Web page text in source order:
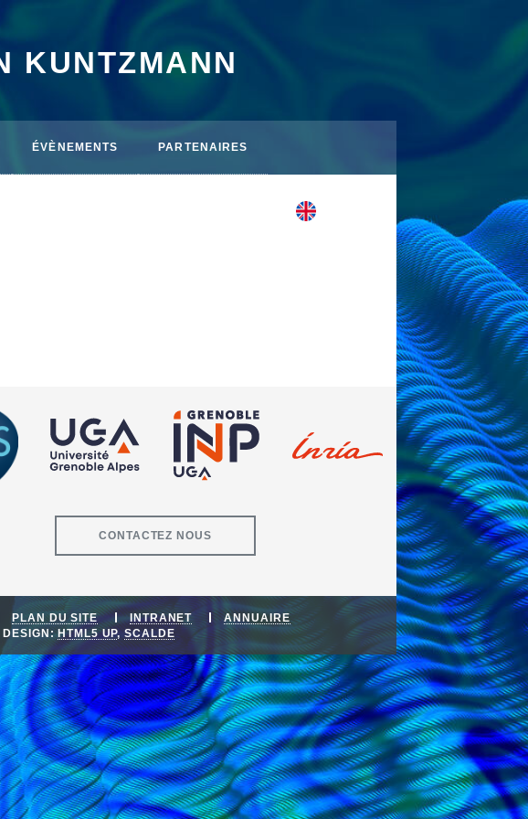
KUNTZMANN
ÉVÈNEMENTS PARTENAIRES
CONTACTEZ NOUS
PLAN DU SITE INTRANET
ANNUAIRE
DESIGN:HTML5 UP,SCALDE